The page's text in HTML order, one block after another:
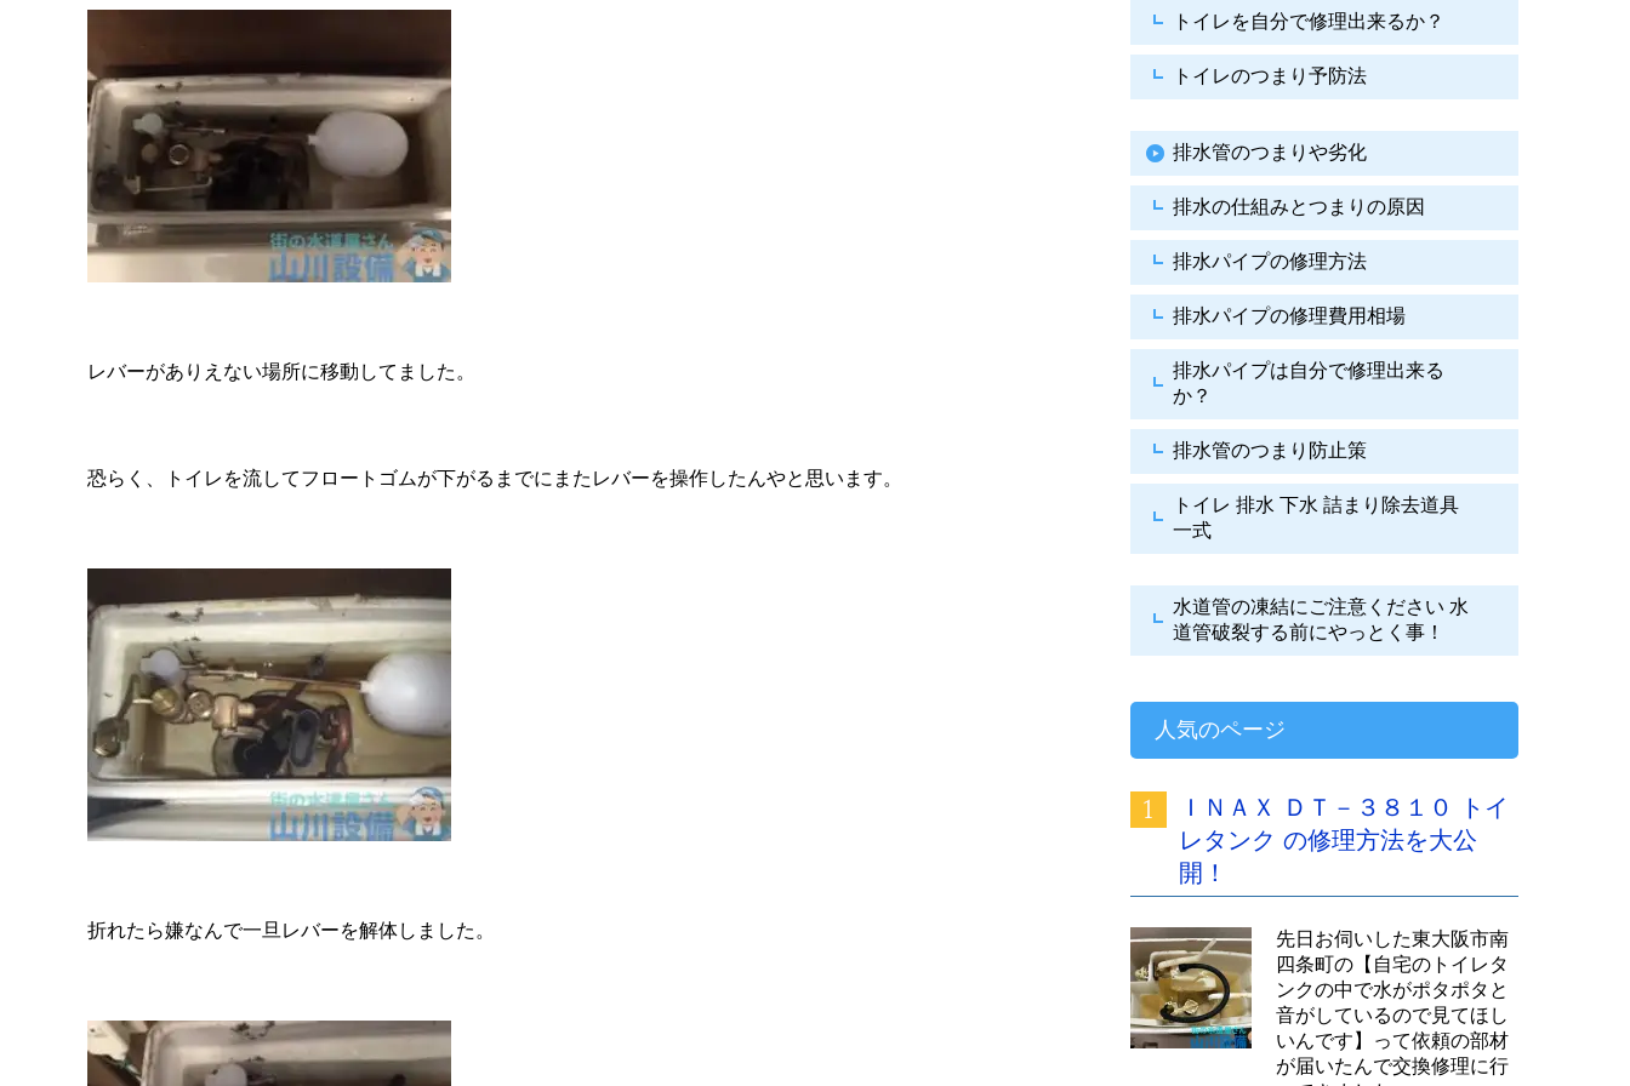
レバーがありえない場所に移動してました。
恐らく、トイレを流してフロートゴムが下がるまでにまたレバーを操作したんやと思います。
折れたら嫌なんで一旦レバーを解体しました。
トイレを自分で修理出来るか？
トイレのつまり予防法
排水管のつまりや劣化
排水の仕組みとつまりの原因
排水パイプの修理方法
排水パイプの修理費用相場
排水パイプは自分で修理出来る
か？
排水管のつまり防止策
トイレ 排水 下水 詰まり除去道具
一式
水道管の凍結にご注意ください 水
道管破裂する前にやっとく事！
人気のページ
ＩＮＡＸ ＤＴ－３８１０ トイ
レタンク の修理方法を大公
開！
先日お伺いした東大阪市南
四条町の【自宅のトイレタ
ンクの中で水がポタポタと
音がしているので見てほし
いんです】って依頼の部材
が届いたんで交換修理に行